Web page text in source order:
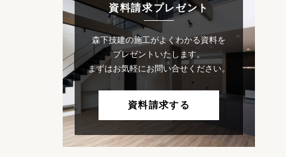
資料請求プレゼント
森下技建の施工がよくわかる資料を
プレゼントいたします。
まずはお気軽にお問い合せください。
資料請求する